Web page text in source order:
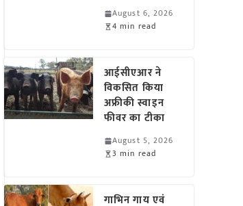
August 6, 2026
4 min read
आईसीएआर ने
विकसित किया
अफ्रीकी स्वाइन
फीवर का टीका
August 5, 2026
3 min read
गाभिन गाय एवं